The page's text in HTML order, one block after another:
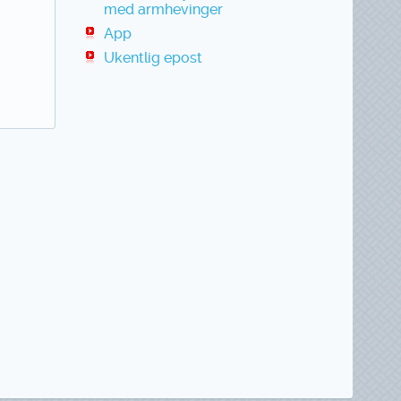
med armhevinger
App
Ukentlig epost